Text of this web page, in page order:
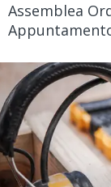
Assemblea